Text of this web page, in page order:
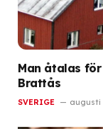
Man åtalas
Brattås
SVERIGE augusti